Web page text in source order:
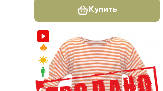
Купить